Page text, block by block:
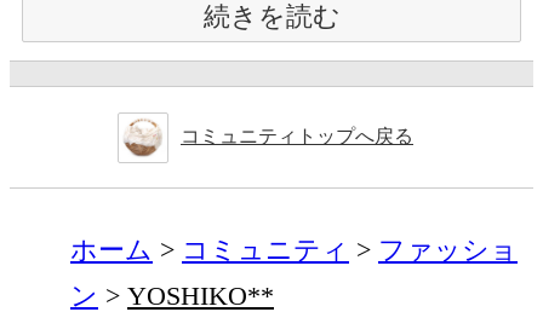
続きを読む
コミュニティトップへ戻る
ホーム コミュニティ
ファッショ
ン
YOSHIKO**